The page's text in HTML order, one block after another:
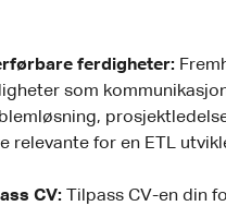
ferdigheter:
som
relevante for en ETL
CV:
Tilpass CV-en din